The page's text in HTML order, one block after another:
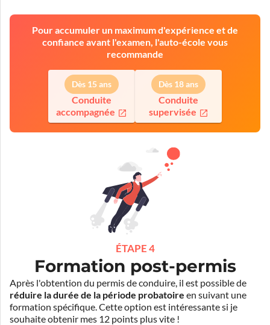
Pour accumuler un maximum d'expérience et de
confiance avant l'examen, l'auto-école vous
recommande
Dès 15 ans
Conduite
accompagnée
Dès 18 ans
Conduite
supervisée
ÉTAPE 4
Formation post-permis
Après l'obtention du permis de conduire, il est possible de
réduire la durée de la période probatoire en suivant une
formation spécifique. Cette option est intéressante si je
souhaite obtenir mes 12 points plus vite !